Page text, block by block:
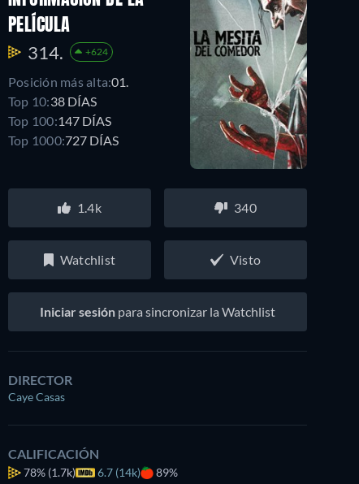
PELÍCULA
314. +624
Posición más alta:01.
Top 10:38 DÍAS
Top 100:147 DÍAS
Top 1000:727 DÍAS
1.4k 340
Watchlist Visto
Iniciar sesión para sincronizar la Watchlist
DIRECTOR
Caye Casas
CALIFICACIÓN
78% (1.7k) 6.7 (14k) 89%